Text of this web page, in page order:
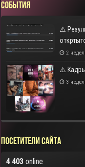
СОБЫТИЯ
⚠️
2
⚠️ Кадры
3
Посетители сайта
4 403 online